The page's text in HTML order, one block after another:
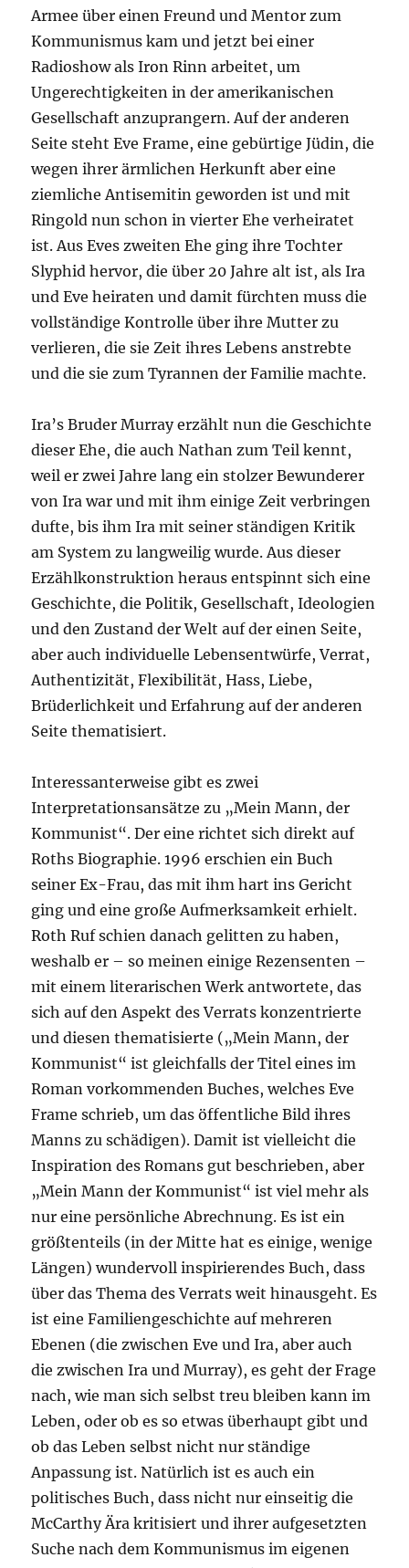
Armee über einen Freund und Mentor zum
Kommunismus kam und jetzt bei einer
Radioshow als Iron Rinn arbeitet, um
Ungerechtigkeiten in der amerikanischen
Gesellschaft anzuprangern. Auf der anderen
Seite steht Eve Frame, eine gebürtige Jüdin, die
wegen ihrer ärmlichen Herkunft aber eine
ziemliche Antisemitin geworden ist und mit
Ringold nun schon in vierter Ehe verheiratet
ist. Aus Eves zweiten Ehe ging ihre Tochter
Slyphid hervor, die über 20 Jahre alt ist, als Ira
und Eve heiraten und damit fürchten muss die
vollständige Kontrolle über ihre Mutter zu
verlieren, die sie Zeit ihres Lebens anstrebte
und die sie zum Tyrannen der Familie machte.
Ira’s Bruder Murray erzählt nun die Geschichte
dieser Ehe, die auch Nathan zum Teil kennt,
weil er zwei Jahre lang ein stolzer Bewunderer
von Ira war und mit ihm einige Zeit verbringen
dufte, bis ihm Ira mit seiner ständigen Kritik
am System zu langweilig wurde. Aus dieser
Erzählkonstruktion heraus entspinnt sich eine
Geschichte, die Politik, Gesellschaft, Ideologien
und den Zustand der Welt auf der einen Seite,
aber auch individuelle Lebensentwürfe, Verrat,
Authentizität, Flexibilität, Hass, Liebe,
Brüderlichkeit und Erfahrung auf der anderen
Seite thematisiert.
Interessanterweise gibt es zwei
Interpretationsansätze zu „Mein Mann, der
Kommunist“. Der eine richtet sich direkt auf
Roths Biographie. 1996 erschien ein Buch
seiner Ex-Frau, das mit ihm hart ins Gericht
ging und eine große Aufmerksamkeit erhielt.
Roth Ruf schien danach gelitten zu haben,
weshalb er – so meinen einige Rezensenten –
mit einem literarischen Werk antwortete, das
sich auf den Aspekt des Verrats konzentrierte
und diesen thematisierte („Mein Mann, der
Kommunist“ ist gleichfalls der Titel eines im
Roman vorkommenden Buches, welches Eve
Frame schrieb, um das öffentliche Bild ihres
Manns zu schädigen). Damit ist vielleicht die
Inspiration des Romans gut beschrieben, aber
„Mein Mann der Kommunist“ ist viel mehr als
nur eine persönliche Abrechnung. Es ist ein
größtenteils (in der Mitte hat es einige, wenige
Längen) wundervoll inspirierendes Buch, dass
über das Thema des Verrats weit hinausgeht. Es
ist eine Familiengeschichte auf mehreren
Ebenen (die zwischen Eve und Ira, aber auch
die zwischen Ira und Murray), es geht der Frage
nach, wie man sich selbst treu bleiben kann im
Leben, oder ob es so etwas überhaupt gibt und
ob das Leben selbst nicht nur ständige
Anpassung ist. Natürlich ist es auch ein
politisches Buch, dass nicht nur einseitig die
McCarthy Ära kritisiert und ihrer aufgesetzten
Suche nach dem Kommunismus im eigenen